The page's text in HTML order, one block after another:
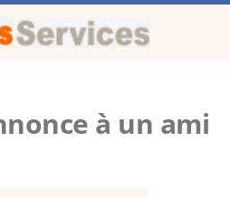
à un ami